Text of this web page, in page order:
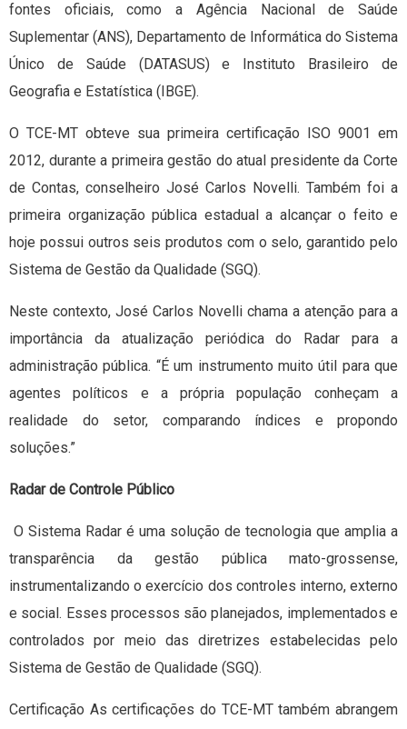
fontes oficiais, como a Agência Nacional de Saúde
Suplementar (ANS), Departamento de Informática do Sistema
Único de Saúde (DATASUS) e Instituto Brasileiro de
Geografia e Estatística (IBGE).
O TCE-MT obteve sua primeira certificação ISO 9001 em
2012, durante a primeira gestão do atual presidente da Corte
de Contas, conselheiro José Carlos Novelli. Também foi a
primeira organização pública estadual a alcançar o feito e
hoje possui outros seis produtos com o selo, garantido pelo
Sistema de Gestão da Qualidade (SGQ).
Neste contexto, José Carlos Novelli chama a atenção para a
importância da atualização periódica do Radar para a
administração pública. “É um instrumento muito útil para que
agentes políticos e a própria população conheçam a
realidade do setor, comparando índices e propondo
soluções.”
Radar de Controle Público
O Sistema Radar é uma solução de tecnologia que amplia a
transparência da gestão pública mato-grossense,
instrumentalizando o exercício dos controles interno, externo
e social. Esses processos são planejados, implementados e
controlados por meio das diretrizes estabelecidas pelo
Sistema de Gestão de Qualidade (SGQ).
Certificação As certificações do TCE-MT também abrangem